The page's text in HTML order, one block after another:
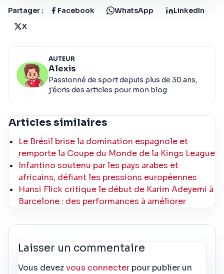
Partager : Facebook WhatsApp
LinkedIn
X
AUTEUR
Alexis
Passionné de sport depuis plus de 30 ans,
j'écris des articles pour mon blog
Articles similaires
Le Brésil brise la domination espagnole et
remporte la Coupe du Monde de la Kings League
Infantino soutenu par les pays arabes et
africains, défiant les pressions européennes
Hansi Flick critique le début de Karim Adeyemi à
Barcelone : des performances à améliorer
Laisser un commentaire
Vous devezvous connecter pour publier un